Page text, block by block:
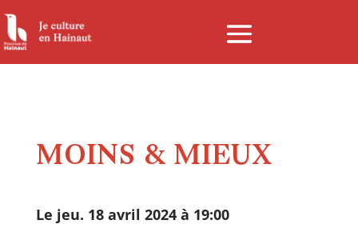
Panneau de gestion des cookies
MOINS & MIEUX
Le jeu. 18 avril 2024 à 19:00